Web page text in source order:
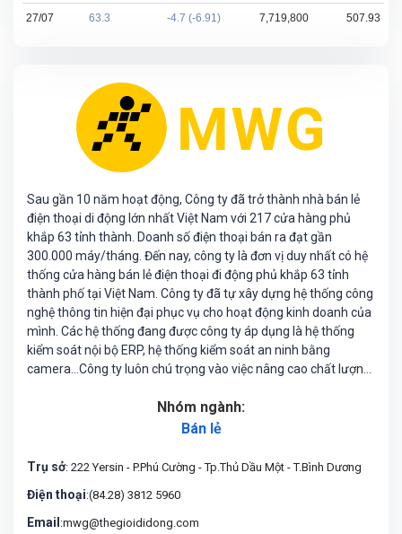
27/07 63.3 -4.7 (-6.91) 7,719,800 507.93
Sau gần 10 năm hoạt động, Công ty đã trở thành nhà bán lẻ
điện thoại di động lớn nhất Việt Nam với 217 cửa hàng phủ
khắp 63 tỉnh thành. Doanh số điện thoại bán ra đạt gần
300.000 máy/tháng. Đến nay, công ty là đơn vị duy nhất có hệ
thống cửa hàng bán lẻ điện thoại đi động phủ khắp 63 tỉnh
thành phố tại Việt Nam. Công ty đã tự xây dựng hệ thống công
nghệ thông tin hiện đại phục vụ cho hoạt động kinh doanh của
mình. Các hệ thống đang được công ty áp dụng là hệ thống
kiểm soát nội bộ ERP, hệ thống kiểm soát an ninh bằng
camera...Công ty luôn chú trọng vào việc nâng cao chất lượng
Nhóm ngành:
Bán lẻ
Trụ sở: 222 Yersin - P.Phú Cường - Tp.Thủ Dầu Một - T.Bình Dương
Điện thoại:(84.28) 3812 5960
Email :mwg@thegioididong.com